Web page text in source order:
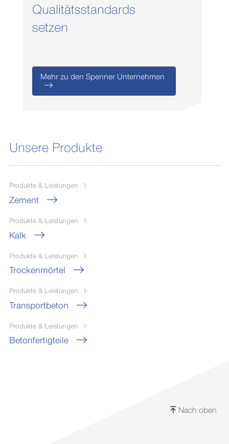
Qualitätsstandards
setzen
Mehr zu den Spenner Unternehmen
Unsere Produkte
Produkte & Leistungen
Zement
Produkte & Leistungen
Kalk
Produkte & Leistungen
Trockenmörtel
Produkte & Leistungen
Transportbeton
Produkte & Leistungen
Betonfertigteile
Nach oben